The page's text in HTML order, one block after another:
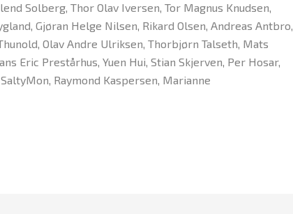
Solberg, Thor Olav Iversen, Tor Magnus Knudsen,
Gjøran Helge Nilsen, Rikard Olsen, Andreas Antbro,
Olav Andre Ulriksen, Thorbjørn Talseth, Mats
Eric Prestårhus, Yuen Hui, Stian Skjerven, Per Hosar,
Raymond Kaspersen, Marianne